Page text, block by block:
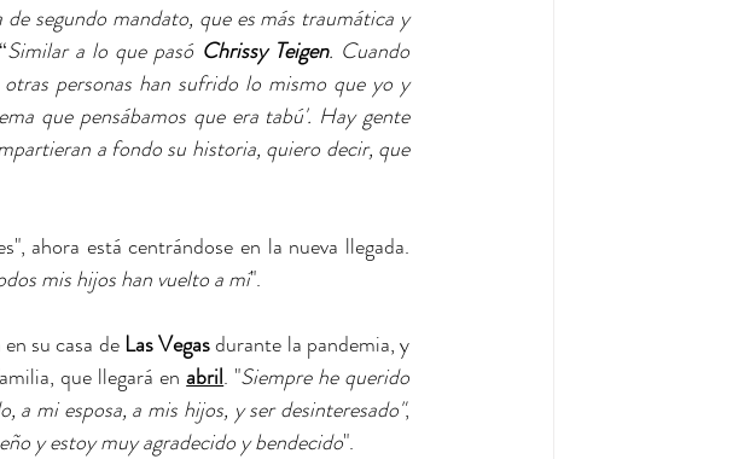
segundo mandato, que es más traumática y
Similar a lo que pasó Chrissy Teigen. Cuando
personas han sufrido lo mismo que yo y
que pensábamos que era tabú'. Hay gente
a fondo su historia, quiero decir, que
ahora está centrándose en la nueva llegada.
mis hijos han vuelto a mí".
su casa de Las Vegas durante la pandemia, y
que llegará en abril. "Siempre he querido
a mi esposa, a mis hijos, y ser desinteresado",
y estoy muy agradecido y bendecido".